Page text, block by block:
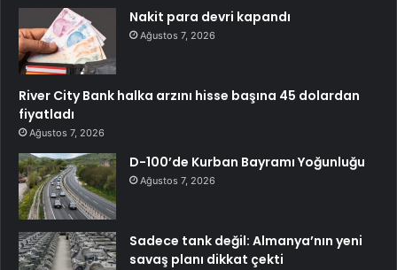
Nakit para devri kapandı
Ağustos 7, 2026
River City Bank halka arzını hisse başına 45 dolardan
fiyatladı
Ağustos 7, 2026
D-100’de Kurban Bayramı Yoğunluğu
Ağustos 7, 2026
Sadece tank değil: Almanya’nın yeni
savaş planı dikkat çekti